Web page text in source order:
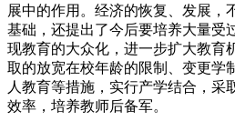
展中的作用。经济的恢复、发展，
基础，还提出了今后要培养大量受
现教育的大众化，进一步扩大教育
取的放宽在校年龄的限制、变更学
人教育等措施，实行产学结合，采
效率，培养教师后备军。